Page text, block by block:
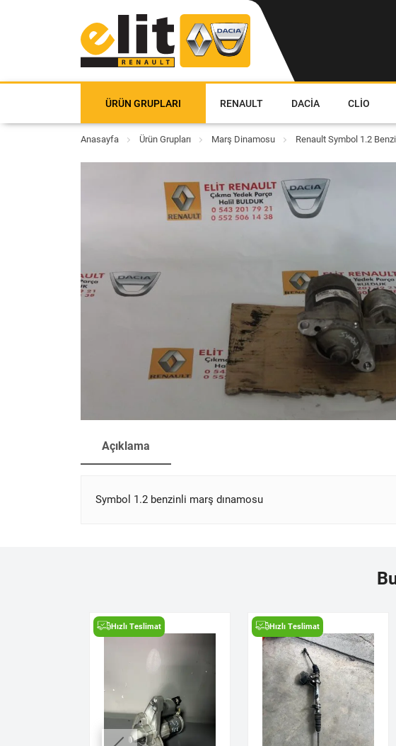
ÜRÜN GRUPLARI RENAULT DACIA CLIO
Anasayfa Ürün Grupları Marş Dinamosu Renault Symbol 1.2
Açıklama
Symbol 1.2 benzinli marş dınamosu
Hızlı Teslimat Hızlı Teslimat